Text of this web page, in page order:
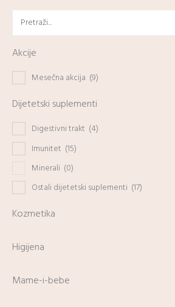
Akcije
Mesečna akcija (9)
Dijetetski suplementi
Digestivni trakt (4)
Imunitet (15)
Minerali (0)
Ostali dijetetski suplementi (17)
Kozmetika
Higijena
Mame-i-bebe